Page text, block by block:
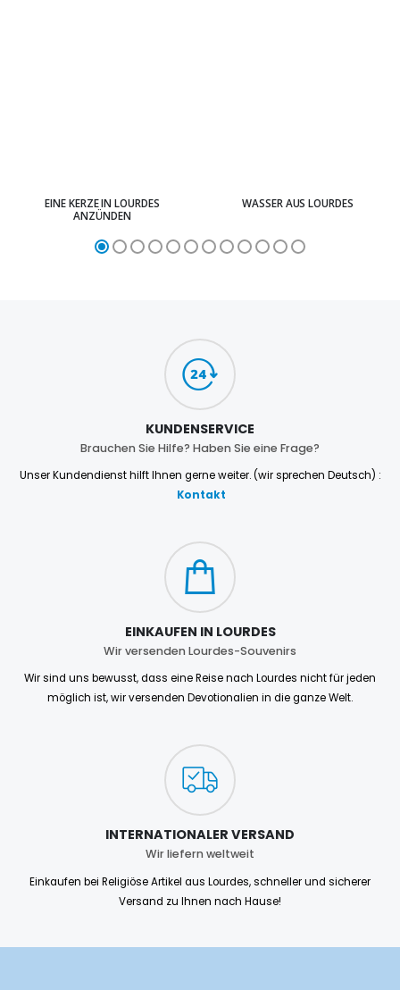
EINE KERZE IN LOURDES
ANZÜNDEN
WASSER AUS LOURDES
KUNDENSERVICE
Brauchen Sie Hilfe? Haben Sie eine Frage?
Unser Kundendienst hilft Ihnen gerne weiter. (wir sprechen Deutsch) :
Kontakt
EINKAUFEN IN LOURDES
Wir versenden Lourdes-Souvenirs
Wir sind uns bewusst, dass eine Reise nach Lourdes nicht für jeden
möglich ist, wir versenden Devotionalien in die ganze Welt.
INTERNATIONALER VERSAND
Wir liefern weltweit
Einkaufen bei Religiöse Artikel aus Lourdes, schneller und sicherer
Versand zu Ihnen nach Hause!